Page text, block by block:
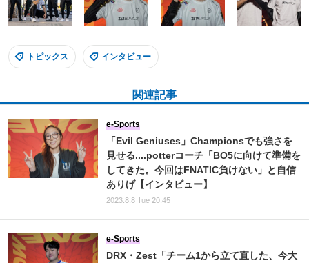
トピックス インタビュー
関連記事
「Evil Geniuses」Championsでも強さを
見せる....potterコーチ「BO5に向けて準備を
してきた。今回はFNATIC負けない」と自信
ありげ【インタビュー】
e-Sports
2023.8.8 Tue 20:45
DRX・Zest「チーム1から立て直した、今大
e-Sports